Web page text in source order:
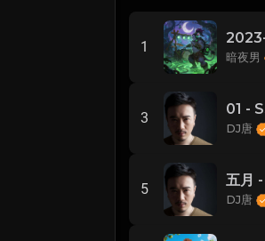
1
暗夜男
3
DJ唐
5
DJ唐